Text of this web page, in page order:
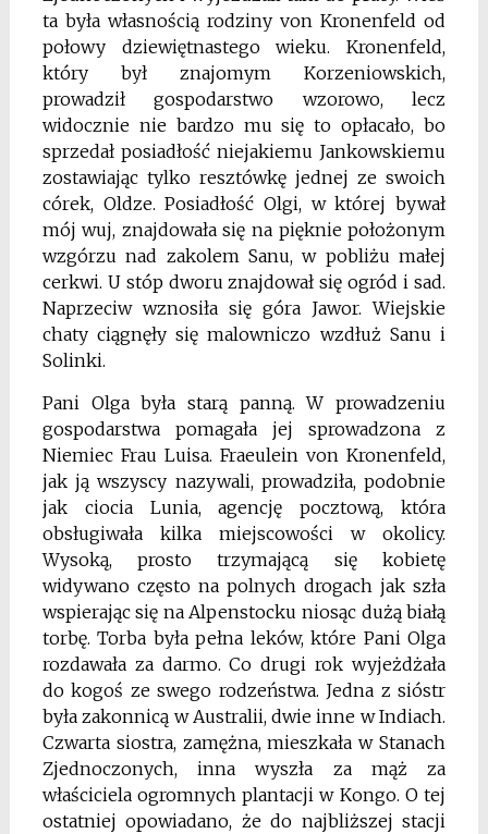
ta była własnością rodziny von Kronenfeld od
połowy dziewiętnastego wieku. Kronenfeld,
który był znajomym Korzeniowskich,
prowadził gospodarstwo wzorowo, lecz
widocznie nie bardzo mu się to opłacało, bo
sprzedał posiadłość niejakiemu Jankowskiemu
zostawiając tylko resztówkę jednej ze swoich
córek, Oldze. Posiadłość Olgi, w której bywał
mój wuj, znajdowała się na pięknie położonym
wzgórzu nad zakolem Sanu, w pobliżu małej
cerkwi. U stóp dworu znajdował się ogród i sad.
Naprzeciw wznosiła się góra Jawor. Wiejskie
chaty ciągnęły się malowniczo wzdłuż Sanu i
Solinki.
Pani Olga była starą panną. W prowadzeniu
gospodarstwa pomagała jej sprowadzona z
Niemiec Frau Luisa. Fraeulein von Kronenfeld,
jak ją wszyscy nazywali, prowadziła, podobnie
jak ciocia Lunia, agencję pocztową, która
obsługiwała kilka miejscowości w okolicy.
Wysoką, prosto trzymającą się kobietę
widywano często na polnych drogach jak szła
wspierając się na Alpenstocku niosąc dużą białą
torbę. Torba była pełna leków, które Pani Olga
rozdawała za darmo. Co drugi rok wyjeżdżała
do kogoś ze swego rodzeństwa. Jedna z sióstr
była zakonnicą w Australii, dwie inne w Indiach.
Czwarta siostra, zamężna, mieszkała w Stanach
Zjednoczonych, inna wyszła za mąż za
właściciela ogromnych plantacji w Kongo. O tej
ostatniej opowiadano, że do najbliższej stacji